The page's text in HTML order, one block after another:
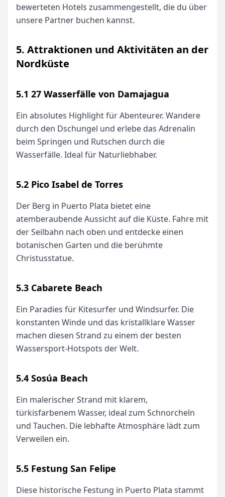
bewerteten Hotels zusammengestellt, die du über
unsere Partner buchen kannst.
5. Attraktionen und Aktivitäten an der
Nordküste
5.1 27 Wasserfälle von Damajagua
Ein absolutes Highlight für Abenteurer. Wandere
durch den Dschungel und erlebe das Adrenalin
beim Springen und Rutschen durch die
Wasserfälle. Ideal für Naturliebhaber.
5.2 Pico Isabel de Torres
Der Berg in Puerto Plata bietet eine
atemberaubende Aussicht auf die Küste. Fahre mit
der Seilbahn nach oben und entdecke einen
botanischen Garten und die berühmte
Christusstatue.
5.3 Cabarete Beach
Ein Paradies für Kitesurfer und Windsurfer. Die
konstanten Winde und das kristallklare Wasser
machen diesen Strand zu einem der besten
Wassersport-Hotspots der Welt.
5.4 Sosúa Beach
Ein malerischer Strand mit klarem,
türkisfarbenem Wasser, ideal zum Schnorcheln
und Tauchen. Die lebhafte Atmosphäre lädt zum
Verweilen ein.
5.5 Festung San Felipe
Diese historische Festung in Puerto Plata stammt